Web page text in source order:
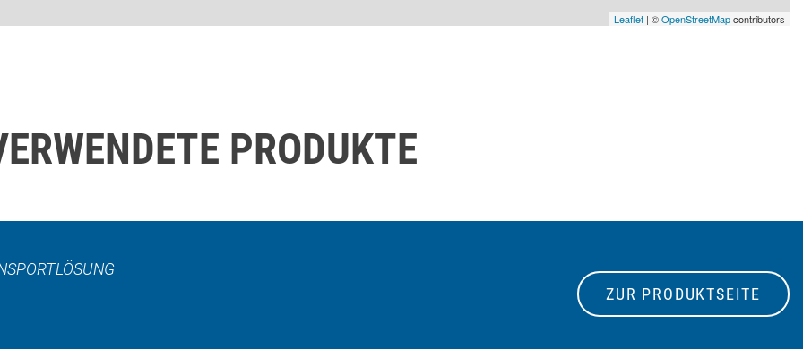
Leaflet | ©OpenStreetMapcontributors
PRODUKTE
ZUR PRODUKTSEITE